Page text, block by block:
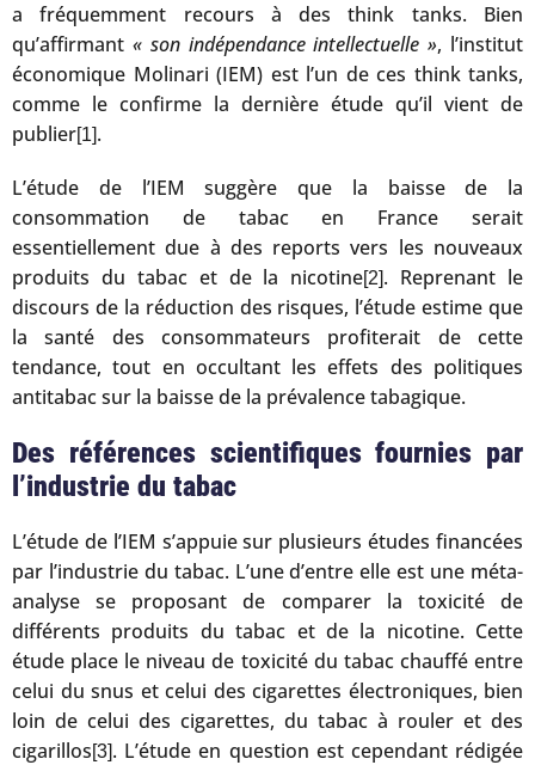
a fréquemment recours à des think tanks. Bien
qu’affirmant « son indépendance intellectuelle », l’institut
économique Molinari (IEM) est l’un de ces think tanks,
comme le confirme la dernière étude qu’il vient de
publier[1].
L’étude de l’IEM suggère que la baisse de la
consommation de tabac en France serait
essentiellement due à des reports vers les nouveaux
produits du tabac et de la nicotine[2]. Reprenant le
discours de la réduction des risques, l’étude estime que
la santé des consommateurs profiterait de cette
tendance, tout en occultant les effets des politiques
antitabac sur la baisse de la prévalence tabagique.
Des références scientifiques fournies par
l’industrie du tabac
L’étude de l’IEM s’appuie sur plusieurs études financées
par l’industrie du tabac. L’une d’entre elle est une méta-
analyse se proposant de comparer la toxicité de
différents produits du tabac et de la nicotine. Cette
étude place le niveau de toxicité du tabac chauffé entre
celui du snus et celui des cigarettes électroniques, bien
loin de celui des cigarettes, du tabac à rouler et des
cigarillos[3]. L’étude en question est cependant rédigée